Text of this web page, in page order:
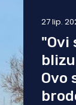
27 lip.
"Ovi
Ovo